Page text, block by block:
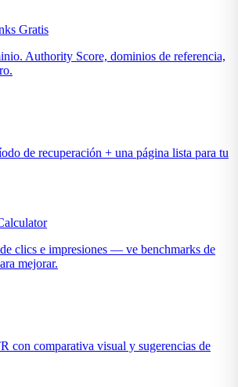
Gratis
Authority Score, dominios de referencia,
de recuperación + una página lista para tu
clics e impresiones — ve benchmarks de
mejorar.
con comparativa visual y sugerencias de